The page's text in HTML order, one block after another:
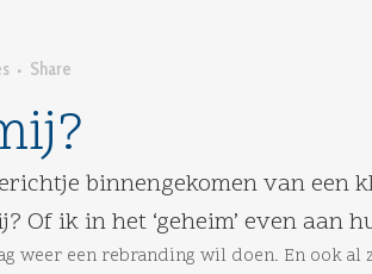
Share
binnengekomen van een
ik in het ‘geheim’ even aan
weer een rebranding wil doen. En ook